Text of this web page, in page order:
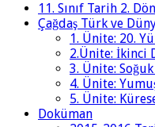
11. Sınıf Tarih 2.
Çağdaş Türk ve
1. Ünite: 20.
2.Ünite: İkinci
3. Ünite:
4. Ünite:
5. Ünite:
Doküman